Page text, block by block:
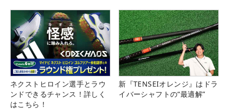
ネクストヒロイン選手とラウ
ンドできるチャンス！詳しく
はこちら！
新『TENSEIオレンジ』はドラ
イバーシャフトの“最適解”